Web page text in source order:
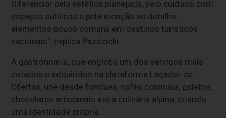
diferenciar pela estética planejada, pelo cuidado com
espaços públicos e pela atenção ao detalhe,
elementos pouco comuns em destinos turísticos
nacionais”, explica Pazdzicki.
A gastronomia, que engloba um dos serviços mais
cotados e adquiridos na plataforma Laçador de
Ofertas, une desde fondues, cafés coloniais, galetos,
chocolates artesanais até a culinária alpina, criando
uma identidade própria.